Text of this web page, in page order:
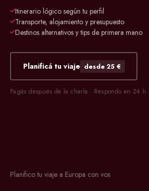
Itinerario lógico según tu perfil
Transporte, alojamiento y presupuesto
Destinos alternativos y tips de primera mano
Planificá tu viaje desde 25 €
Pagás después de la charla · Respondo en 24 h
Planifico tu viaje a Europa con vos